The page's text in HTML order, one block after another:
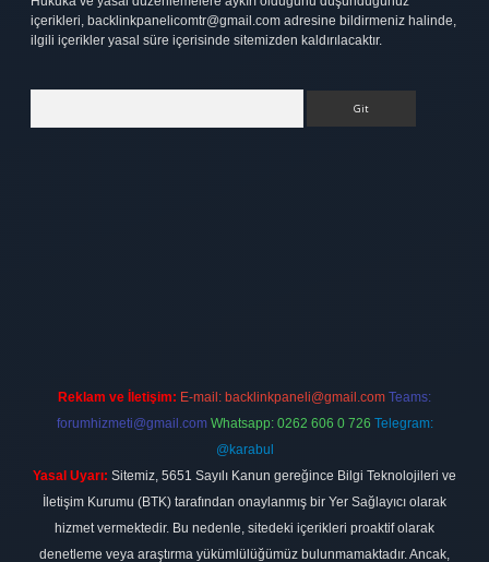
içerikleri, backlinkpanelicomtr@gmail.com adresine bildirmeniz halinde,
ilgili içerikler yasal süre içerisinde sitemizden kaldırılacaktır.
Reklam ve İletişim: E-mail: backlinkpaneli@gmail.com Teams:
forumhizmeti@gmail.com Whatsapp: 0262 606 0 726 Telegram:
@karabul
Yasal Uyarı: Sitemiz, 5651 Sayılı Kanun gereğince Bilgi Teknolojileri ve
İletişim Kurumu (BTK) tarafından onaylanmış bir Yer Sağlayıcı olarak
hizmet vermektedir. Bu nedenle, sitedeki içerikleri proaktif olarak
denetleme veya araştırma yükümlülüğümüz bulunmamaktadır. Ancak,